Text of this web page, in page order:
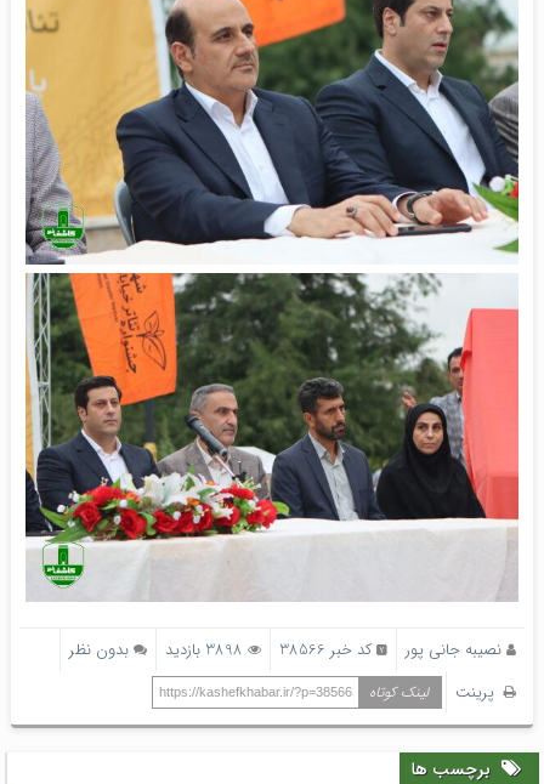
نصیبه جانی پور کد خبر 38566 3898 بازدید
بدون نظر
پرینت
لینک کوتاه https://kashefkhabar.ir/?p=38566
برچسب ها